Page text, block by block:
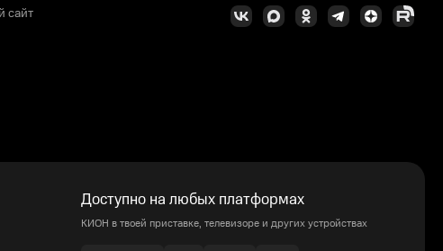
сайт
Доступно на любых платформах
КИОН в твоей приставке, телевизоре и других устройствах